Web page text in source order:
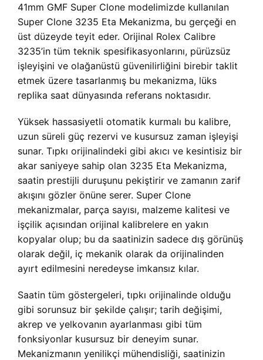
41mm GMF Super Clone modelimizde kullanılan
Super Clone 3235 Eta Mekanizma, bu gerçeği en
üst düzeyde teyit eder. Orijinal Rolex Calibre
3235’in tüm teknik spesifikasyonlarını, pürüzsüz
işleyişini ve olağanüstü güvenilirliğini birebir taklit
etmek üzere tasarlanmış bu mekanizma, lüks
replika saat dünyasında referans noktasıdır.
Yüksek hassasiyetli otomatik kurmalı bu kalibre,
uzun süreli güç rezervi ve kusursuz zaman işleyişi
sunar. Tıpkı orijinalindeki gibi akıcı ve kesintisiz bir
akar saniyeye sahip olan 3235 Eta Mekanizma,
saatin prestijli duruşunu pekiştirir ve zamanın zarif
akışını gözler önüne serer. Super Clone
mekanizmalar, parça sayısı, malzeme kalitesi ve
işçilik açısından orijinal kalibrelere en yakın
kopyalar olup; bu da saatinizin sadece dış görünüş
olarak değil, iç mekanik olarak da orijinalinden
ayırt edilmesini neredeyse imkansız kılar.
Saatin tüm göstergeleri, tıpkı orijinalinde olduğu
gibi sorunsuz bir şekilde çalışır; tarih değişimi,
akrep ve yelkovanın ayarlanması gibi tüm
fonksiyonlar kusursuz bir deneyim sunar.
Mekanizmanın yenilikçi mühendisliği, saatinizin